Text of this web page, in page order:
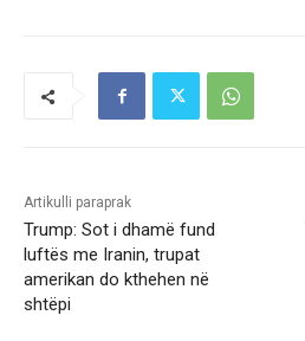
Artikulli paraprak
Trump: Sot i dhamë fund
luftës me Iranin, trupat
amerikan do kthehen në
shtëpi